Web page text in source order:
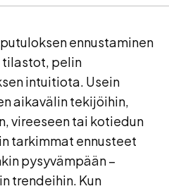
ennustaminen
tilastot, pelin
intuitiota. Usein
aikavälin tekijöihin,
vireeseen tai kotiedun
tarkimmat ennusteet
pysyvämpään –
trendeihin. Kun